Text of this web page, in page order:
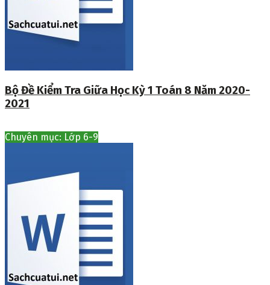
Bộ Đề Kiểm Tra Giữa Học Kỳ 1 Toán 8 Năm 2020-
2021
Chuyên mục: Lớp 6-9